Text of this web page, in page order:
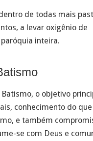
de todas mais
a levar oxigênio de
inteira.
o objetivo
conhecimento do que
e também
se com Deus e